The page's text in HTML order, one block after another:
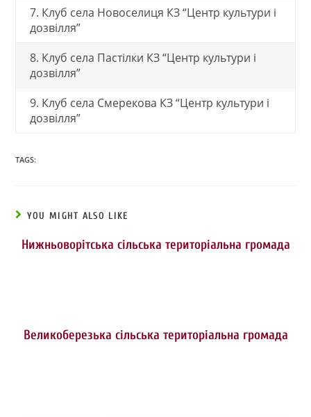
7. Клуб села Новоселиця КЗ “Центр культури і
дозвілля”
8. Клуб села Пастілки КЗ “Центр культури і
дозвілля”
9. Клуб села Смерекова КЗ “Центр культури і
дозвілля”
TAGS:
YOU MIGHT ALSO LIKE
Нижньоворітська сільська територіальна громада
Великоберезька сільська територіальна громада